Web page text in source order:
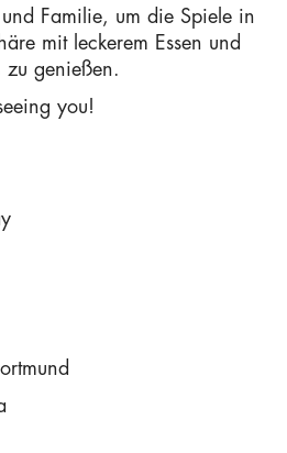
Familie, um die Spiele in
mit leckerem Essen und
zu genießen.
you!